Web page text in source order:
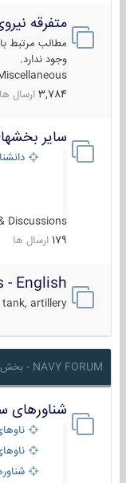
متفرقه
مطالب مرتبط با
وجود ندارد.
Miscellaneous
3,784 ارسال ها
سایر
Discussions
179 ارسال ها
- English
artillery ...
NAVY FORUM - بخش نیروی دریایی
شناورهای
ناوهای